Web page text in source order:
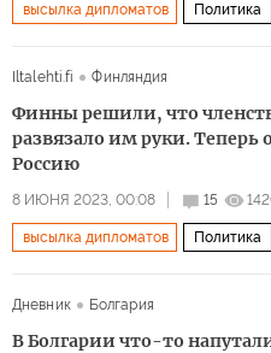
высылка дипломатов Политика
Iltalehti.fi
Финляндия
Финны решили, что
развязало им руки. Теперь
Россию
8 ИЮНЯ 2023, 00:08 15
высылка дипломатов Политика
Дневник
Болгария
В Болгарии что-то